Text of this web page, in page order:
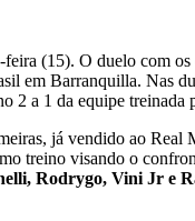
(15). O duelo com
em Barranquilla. Nas
2 a 1 da equipe treinada
já vendido ao
treino visando o
Rodrygo, Vini Jr e